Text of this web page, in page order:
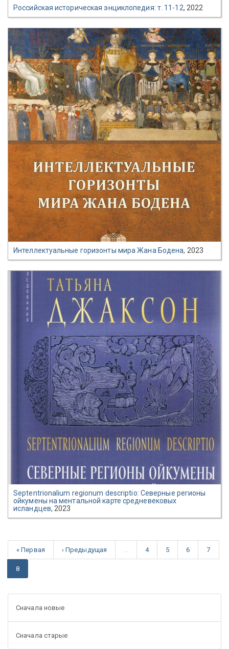
Российская историческая энциклопедия: т. 11-12, 2022
Интеллектуальные горизонты мира Жана Бодена, 2023
Septentrionalium regionum descriptio: Северные регионы
ойкумены на ментальной карте средневековых
исландцев, 2023
« Первая ‹ Предыдущая 4 5 6 7
8
Сначала новые
Сначала старые